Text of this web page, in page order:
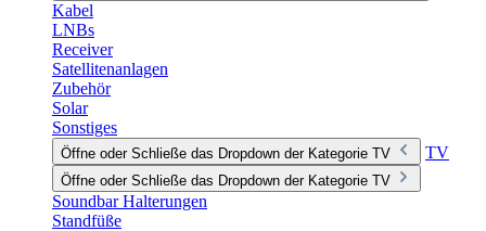
Kabel
LNBs
Receiver
Satellitenanlagen
Zubehör
Solar
Sonstiges
Öffne oder Schließe das Dropdown der Kategorie TV TV
Öffne oder Schließe das Dropdown der Kategorie TV
Soundbar Halterungen
Standfüße